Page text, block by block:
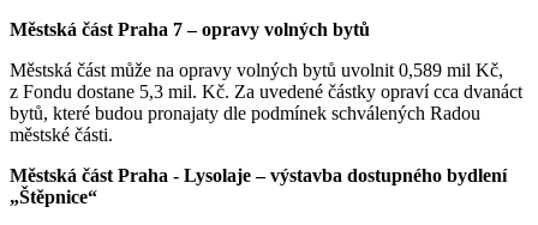
Městská část Praha 7 – opravy volných bytů
Městská část může na opravy volných bytů uvolnit 0,589 mil Kč,
z Fondu dostane 5,3 mil. Kč. Za uvedené částky opraví cca dvanáct
bytů, které budou pronajaty dle podmínek schválených Radou
městské části.
Městská část Praha - Lysolaje – výstavba dostupného bydlení
„Štěpnice“